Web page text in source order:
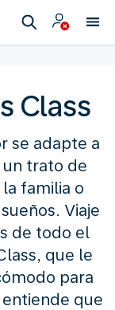
Class
se adapte a
trato de
familia o
Viaje
de todo el
que le
para
que